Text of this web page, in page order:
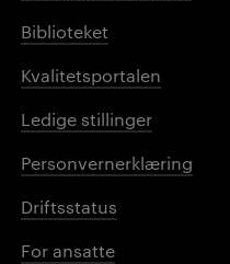
Biblioteket
Kvalitetsportalen
Ledige stillinger
Personvernerklæring
Driftsstatus
For ansatte